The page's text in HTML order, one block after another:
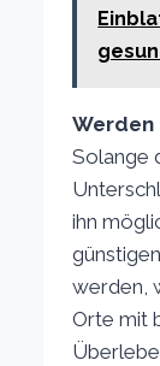
Werden
Solange
ihn
werden,
Orte mit